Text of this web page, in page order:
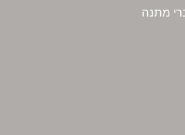
מתנה